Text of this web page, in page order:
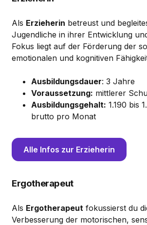
Als Erzieherin betreust und
Jugendliche in ihrer Entwicklung
Fokus liegt auf der Förderung der
emotionalen und kognitiven
Ausbildungsdauer: 3 Jahre
Voraussetzung: mittlerer
Ausbildungsgehalt: 1.190 bis
brutto pro Monat
Alle Infos zur Erzieherin
Ergotherapeut
Als Ergotherapeut fokussierst du
Verbesserung der motorischen,